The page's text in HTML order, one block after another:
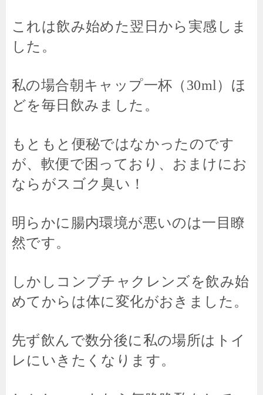
これは飲み始めた翌日から実感しま
した。
私の場合朝キャップ一杯（30ml）ほ
どを毎日飲みました。
もともと便秘ではなかったのです
が、軟便で困っており、おまけにお
ならがスゴク臭い！
明らかに腸内環境が悪いのは一目瞭
然です。
しかしコンブチャクレンズを飲み始
めてからは体に変化がおきました。
先ず飲んで数分後に私の場所はトイ
レにいきたくなります。